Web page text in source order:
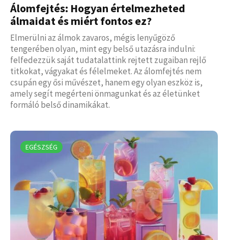
Álomfejtés: Hogyan értelmezheted
álmaidat és miért fontos ez?
Elmerülni az álmok zavaros, mégis lenyűgöző
tengerében olyan, mint egy belső utazásra indulni:
felfedezzük saját tudatalattink rejtett zugaiban rejlő
titkokat, vágyakat és félelmeket. Az álomfejtés nem
csupán egy ősi művészet, hanem egy olyan eszköz is,
amely segít megérteni önmagunkat és az életünket
formáló belső dinamikákat.
EGÉSZSÉG